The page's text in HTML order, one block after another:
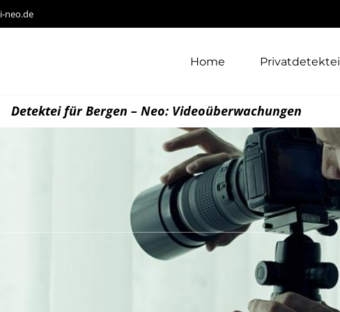
neo.de
Home Privatdetektei
Detektei für Bergen – Neo: Videoüberwachungen